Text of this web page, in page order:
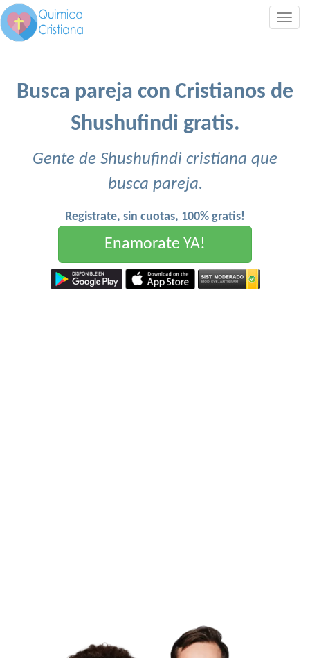
Busca pareja con Cristianos de
Shushufindi gratis.
Gente de Shushufindi cristiana que
busca pareja.
Registrate, sin cuotas, 100% gratis!
Enamorate YA!